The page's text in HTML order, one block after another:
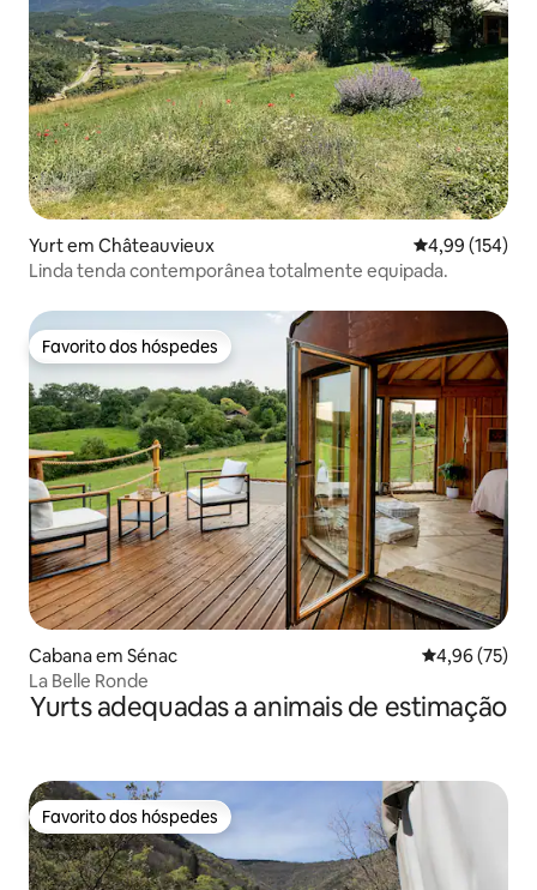
Yurt em Châteauvieux Classificação
4,99 (154)
Linda tenda contemporânea totalmente equipada.
Favorito dos hóspedes
Favorito dos hóspedes
Cabana em Sénac Classificação
4,96 (75)
La Belle Ronde
Yurts adequadas a animais de estimação
Favorito dos hóspedes
Favorito dos hóspedes